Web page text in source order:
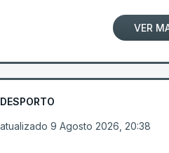
VER
DESPORTO
atualizado 9 Agosto 2026, 20:38